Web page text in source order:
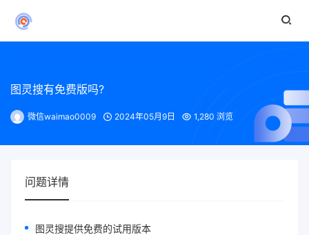
图灵搜有免费版吗?
微信waimao0009 2024年05月9日 1,280 浏览
问题详情
图灵搜提供免费的试用版本